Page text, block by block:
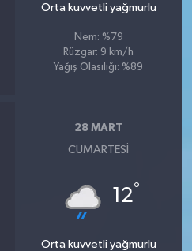
Orta kuvvetli yağmurlu
Nem: %79
Rüzgar: 9 km/h
Yağış Olasılığı: %89
28 MART
CUMARTESI
12°
Orta kuvvetli yağmurlu